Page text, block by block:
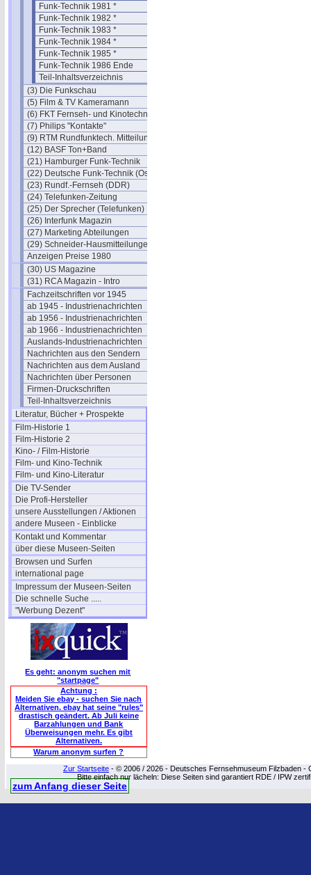
Funk-Technik 1981 *
Funk-Technik 1982 *
Funk-Technik 1983 *
Funk-Technik 1984 *
Funk-Technik 1985 *
Funk-Technik 1986 Ende
Teil-Inhaltsverzeichnis
(3) Die Funkschau
(5) Film & TV Kameramann
(6) FKT Fernseh- und Kinotechnik
(7) Philips "Kontakte"
(9) RTM Rundfunktech. Mitteilungen
(12) BASF Ton+Band
(21) Hamburger Funk-Technik
(22) Deutsche Funk-Technik (Ost)
(23) Rundf.-Fernseh (DDR)
(24) Telefunken-Zeitung
(25) Der Sprecher (Telefunken)
(26) Interfunk Magazin
(27) Marketing Abteilungen
(29) Schneider-Hausmitteilungen
Anzeigen Preise 1980
(30) US Magazine
(31) RCA Magazin - Intro
Fachzeitschriften vor 1945
ab 1945 - Industrienachrichten
ab 1956 - Industrienachrichten
ab 1966 - Industrienachrichten
Auslands-Industrienachrichten
Nachrichten aus den Sendern
Nachrichten aus dem Ausland
Nachrichten über Personen
Firmen-Druckschriften
Teil-Inhaltsverzeichnis
Literatur, Bücher + Prospekte
Film-Historie 1
Film-Historie 2
Kino- / Film-Historie
Film- und Kino-Technik
Film- und Kino-Literatur
Die TV-Sender
Die Profi-Hersteller
unsere Ausstellungen / Aktionen
andere Museen - Einblicke
Kontakt und Kommentar
über diese Museen-Seiten
Browsen und Surfen
international page
Impressum der Museen-Seiten
Die schnelle Suche .....
"Werbung Dezent"
Es geht: anonym suchen mit
"startpage"
Achtung :
Meiden Sie ebay - suchen Sie nach
Alternativen. ebay hat seine "rules"
drastisch geändert. Ab Juli keine
Barzahlungen und Bank
Überweisungen mehr. Es gibt
Alternativen.
Warum anonym surfen ?
Zur Startseite - © 2006 / 2026 - Deutsches Fernsehmuseum Filzbaden -
Bitte einfach nur lächeln: Diese Seiten sind garantiert RDE / IPW
zum Anfang dieser Seite